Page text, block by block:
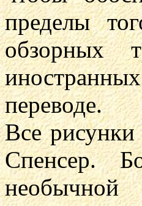
пределы
обзорных
переводе.
Все
Спенсер.
необычной